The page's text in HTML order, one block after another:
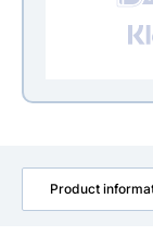
Product